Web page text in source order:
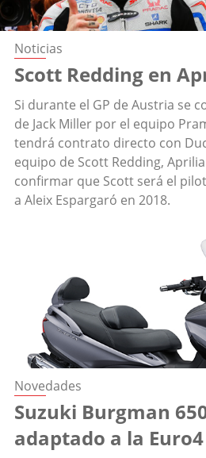
Noticias
Scott Redding en
Si durante el GP de Austria se
de Jack Miller por el equipo
tendrá contrato directo con
equipo de Scott Redding,
confirmar que Scott será el
a Aleix Espargaró en 2018.
Novedades
Suzuki Burgman
adaptado a la Euro4